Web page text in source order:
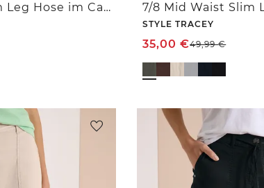
7/8 Mid Waist Slim Leg Hose im Casual Fit
STYLE TRACEY
35,00€49,99€